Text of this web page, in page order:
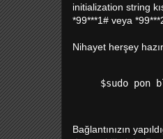
initialization string
*99***1# veya
Nihayet herşey
Bağlantınızın